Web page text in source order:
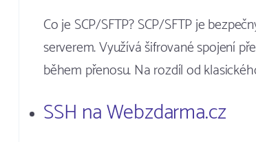
Co je SCP/SFTP? SCP/SFTP je
serverem. Využívá šifrované spojení
během přenosu. Na rozdíl od
SSH na Webzdarma.cz